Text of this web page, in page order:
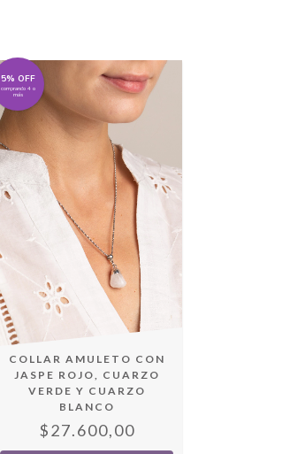
5% OFF
comprando 4 o
más
COLLAR AMULETO CON
JASPE ROJO, CUARZO
VERDE Y CUARZO
BLANCO
$27.600,00